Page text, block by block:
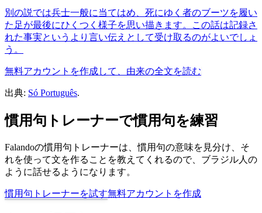
別の説では兵士一般に当てはめ、死にゆく者のブーツを履い
た足が最後にひくつく様子を思い描きます。この話は記録さ
れた事実というより言い伝えとして受け取るのがよいでしょ
う。
無料アカウントを作成して、由来の全文を読む
出典: Só Português.
慣用句トレーナーで慣用句を練習
Falandoの慣用句トレーナーは、慣用句の意味を見分け、そ
れを使って文を作ることを教えてくれるので、ブラジル人の
ように話せるようになります。
慣用句トレーナーを試す無料アカウントを作成